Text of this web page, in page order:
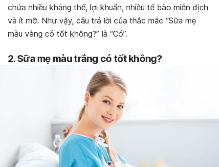
chứa nhiều kháng thể, lợi khuẩn, nhiều tế bào miễn dịch
và ít mỡ. Như vậy, câu trả lời của thắc mắc “Sữa mẹ
màu vàng có tốt không?” là “Có”.
2. Sữa mẹ màu trắng có tốt không?